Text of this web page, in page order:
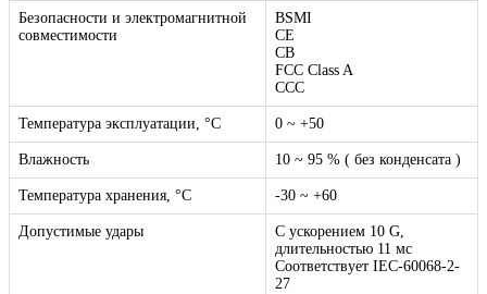
Безопасности и электромагнитной
совместимости
BSMI
CE
CB
FCC Class A
CСС
Температура эксплуатации, °C 0 ~ +50
Влажность 10 ~ 95 % ( без конденсата )
Температура хранения, °C -30 ~ +60
Допустимые удары
С ускорением 10 G,
длительностью 11 мс
Соответствует IEC-60068-2-
27